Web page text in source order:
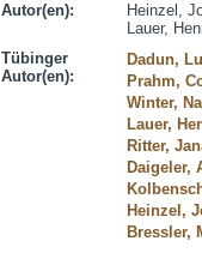
Autor(en):
Heinzel,
Lauer,
Tübinger
Autor(en):
Dadun,
Prahm,
Winter,
Lauer,
Ritter,
Daigeler,
Heinzel,
Bressler,